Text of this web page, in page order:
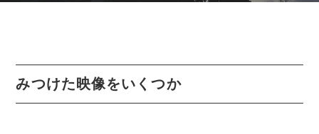
みつけた映像をいくつか